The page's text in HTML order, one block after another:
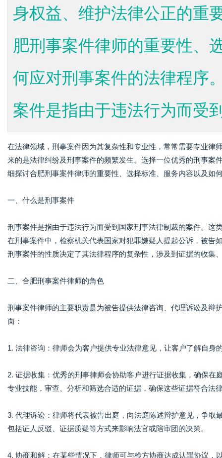
身权益、维护法律公正的重
肥刑事案件律师的重要性、
何应对刑事案件的法律程序
案件是指由于违法行为而受
在法律领域，刑事案件因为其复杂性和专业性，常常需要专业律
来的是法律纠纷及刑事案件的频繁发生。选择一位优秀的刑事案
细探讨合肥刑事案件律师的重要性、选择标准、服务内容以及如
一、什么是刑事案件
刑事案件是指由于违法行为而受到国家刑事法律制裁的案件。这
在刑事案件中，检察机关代表国家对犯罪嫌疑人提起公诉，被告
刑事案件的性质决定了其法律程序的复杂性，涉及到证据的收集
二、合肥刑事案件律师的角色
刑事案件律师的主要职责是为被告提供法律咨询、代理诉讼及辩
面：
1. 法律咨询：律师会为客户提供专业法律意见，让客户了解自身
2. 证据收集：优秀的刑事律师会协助客户进行证据收集，确保
专业技能，审查、分析和筛选合适的证据，确保这些证据符合法
3. 代理诉讼：律师将代表被告出庭，向法庭陈述辩护意见，争
包括证人反驳、证据质疑等方式来影响法官或陪审团的决策。
4. 协商和解：在某些情况下，律师可与检方协商达成认罪协议